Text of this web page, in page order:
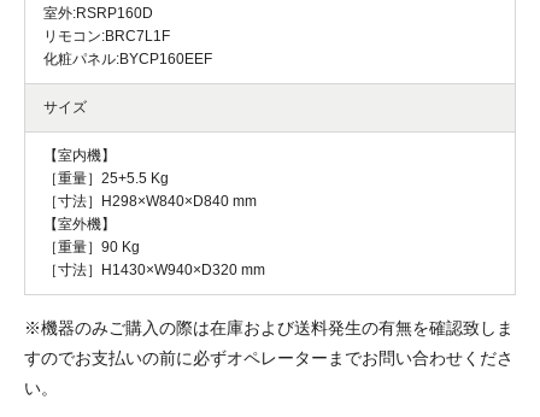
室外:RSRP160D
リモコン:BRC7L1F
化粧パネル:BYCP160EEF
サイズ
【室内機】
［重量］25+5.5 Kg
［寸法］H298×W840×D840 mm
【室外機】
［重量］90 Kg
［寸法］H1430×W940×D320 mm
※機器のみご購入の際は在庫および送料発生の有無を確認致しま
すのでお支払いの前に必ずオペレーターまでお問い合わせくださ
い。